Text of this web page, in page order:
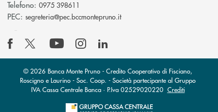
Telefono: 0975 398611
PEC: segreteria@pec.bccmontepruno.it(si apre l’app di posta
© 2026 Banca Monte Pruno - Credito Cooperativo di Fisciano,
Roscigno e Laurino - Soc. Coop. - Società partecipante al Gruppo
IVA Cassa Centrale Banca · P.Iva 02529020220 Crediti